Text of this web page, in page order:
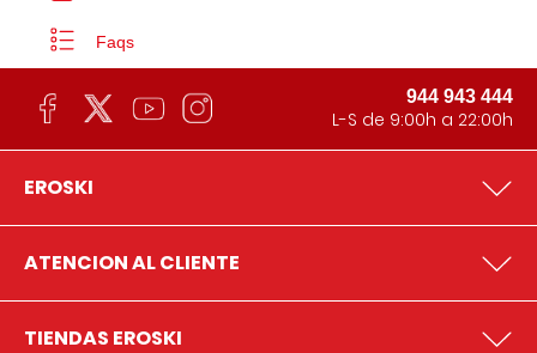
Faqs
944 943 444
L-S de 9:00h a 22:00h
EROSKI
ATENCION AL CLIENTE
TIENDAS EROSKI